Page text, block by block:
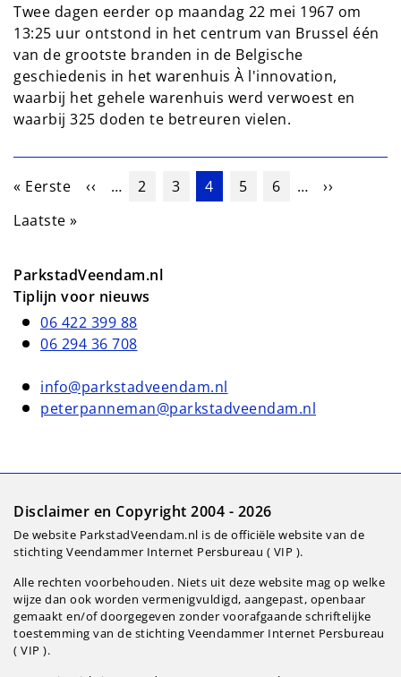
Twee dagen eerder op maandag 22 mei 1967 om
13:25 uur ontstond in het centrum van Brussel één
van de grootste branden in de Belgische
geschiedenis in het warenhuis À l'innovation,
waarbij het gehele warenhuis werd verwoest en
waarbij 325 doden te betreuren vielen.
Paginering
Eerste pagina
« Eerste Vorige pagina
‹‹ … Pagina
2 Pagina
3 Huidige pagina
4 Pagina
5 Pagina
6 … Volgende
››
Laatste pagina
Laatste »
ParkstadVeendam.nl
Tiplijn voor nieuws
06 422 399 88
06 294 36 708
info@parkstadveendam.nl
peterpanneman@parkstadveendam.nl
Disclaimer en Copyright 2004 - 2026
De website ParkstadVeendam.nl is de officiële website van de
stichting Veendammer Internet Persbureau ( VIP ).
Alle rechten voorbehouden. Niets uit deze website mag op welke
wijze dan ook worden vermenigvuldigd, aangepast, openbaar
gemaakt en/of doorgegeven zonder voorafgaande schriftelijke
toestemming van de stichting Veendammer Internet Persbureau
( VIP ).